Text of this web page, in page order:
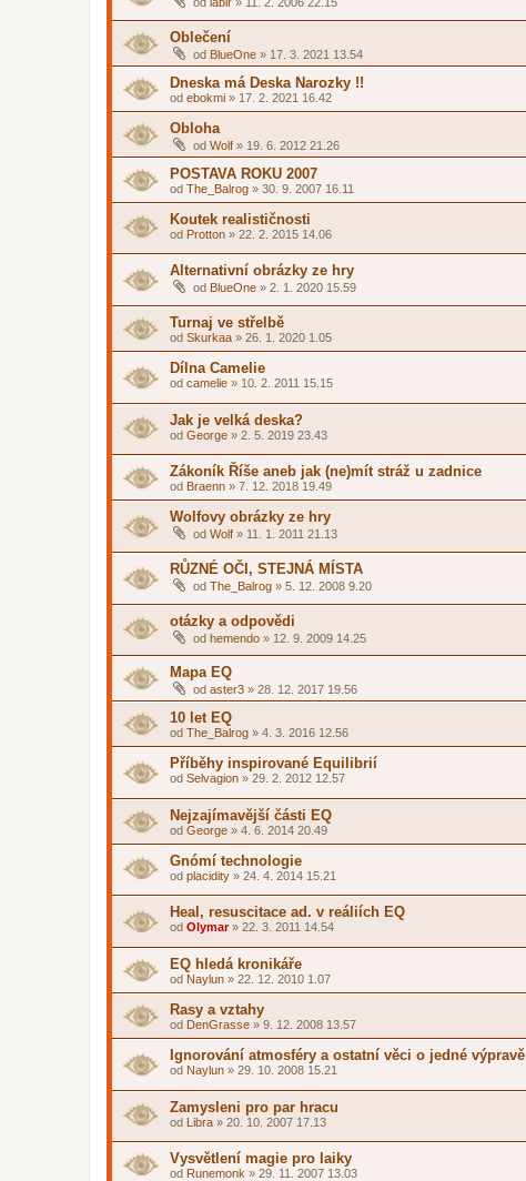
Oblečení
od BlueOne » 17. 3. 2021 13.54
Dneska má Deska Narozky !!
od ebokmi » 17. 2. 2021 16.42
Obloha
od Wolf » 19. 6. 2012 21.26
POSTAVA ROKU 2007
od The_Balrog » 30. 9. 2007 16.11
Koutek realističnosti
od Protton » 22. 2. 2015 14.06
Alternativní obrázky ze hry
od BlueOne » 2. 1. 2020 15.59
Turnaj ve střelbě
od Skurkaa » 26. 1. 2020 1.05
Dílna Camelie
od camelie » 10. 2. 2011 15.15
Jak je velká deska?
od George » 2. 5. 2019 23.43
Zákoník Říše aneb jak (ne)mít stráž u zadnice
od Braenn » 7. 12. 2018 19.49
Wolfovy obrázky ze hry
od Wolf » 11. 1. 2011 21.13
RŮZNÉ OČI, STEJNÁ MÍSTA
od The_Balrog » 5. 12. 2008 9.20
otázky a odpovědi
od hemendo » 12. 9. 2009 14.25
Mapa EQ
od aster3 » 28. 12. 2017 19.56
10 let EQ
od The_Balrog » 4. 3. 2016 12.56
Příběhy inspirované Equilibrií
od Selvagion » 29. 2. 2012 12.57
Nejzajímavější části EQ
od George » 4. 6. 2014 20.49
Gnómí technologie
od placidity » 24. 4. 2014 15.21
Heal, resuscitace ad. v reáliích EQ
od Olymar» 22. 3. 2011 14.54
EQ hledá kronikáře
od Naylun » 22. 12. 2010 1.07
Rasy a vztahy
od DenGrasse » 9. 12. 2008 13.57
Ignorování atmosféry a ostatní věci o jedné výpravě
od Naylun » 29. 10. 2008 15.21
Zamysleni pro par hracu
od Libra » 20. 10. 2007 17.13
Vysvětlení magie pro laiky
od Runemonk » 29. 11. 2007 13.03